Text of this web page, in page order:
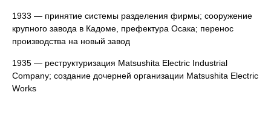
1933 — принятие системы разделения фирмы; сооружение
крупного завода в Кадоме, префектура Осака; перенос
производства на новый завод
1935 — реструктуризация Matsushita Electric Industrial
Company; создание дочерней организации Matsushita Electric
Works